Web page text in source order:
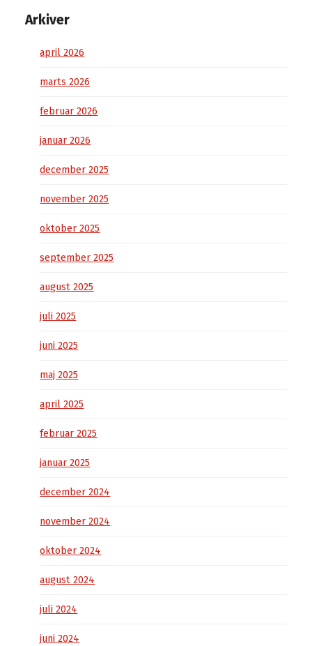
Arkiver
april 2026
marts 2026
februar 2026
januar 2026
december 2025
november 2025
oktober 2025
september 2025
august 2025
juli 2025
juni 2025
maj 2025
april 2025
februar 2025
januar 2025
december 2024
november 2024
oktober 2024
august 2024
juli 2024
juni 2024